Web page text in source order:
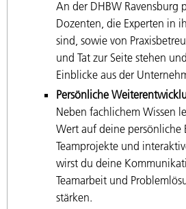
An der DHBW Ravensburg
Dozenten, die Experten in
sind, sowie von
und Tat zur Seite stehen
Einblicke aus der
Persönliche
Neben fachlichem Wissen
Wert auf deine persönliche
Teamprojekte und
wirst du deine
Teamarbeit und
stärken.